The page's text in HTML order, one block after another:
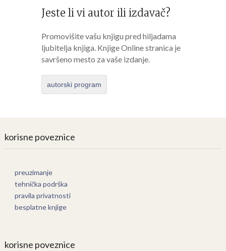
Jeste li vi autor ili izdavač?
Promovišite vašu knjigu pred hiljadama
ljubitelja knjiga. Knjige Online stranica je
savršeno mesto za vaše izdanje.
autorski program
korisne poveznice
preuzimanje
tehnička podrška
pravila privatnosti
besplatne knjige
korisne poveznice